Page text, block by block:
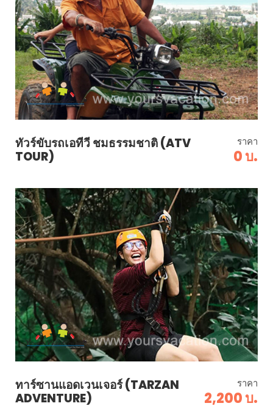
ทัวร์ขับรถเอทีวี ชมธรรมชาติ (ATV
TOUR)
ราคา
0 บ.
ทาร์ซานแอดเวนเจอร์ (TARZAN
ADVENTURE)
ราคา
2,200 บ.